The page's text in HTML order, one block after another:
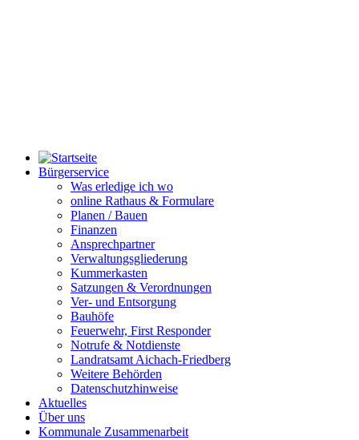
Bürgerservice
Was erledige ich wo
online Rathaus & Formulare
Planen / Bauen
Finanzen
Ansprechpartner
Verwaltungsgliederung
Kummerkasten
Satzungen & Verordnungen
Ver- und Entsorgung
Bauhöfe
Feuerwehr, First Responder
Notrufe & Notdienste
Landratsamt Aichach-Friedberg
Weitere Behörden
Datenschutzhinweise
Aktuelles
Über uns
Kommunale Zusammenarbeit